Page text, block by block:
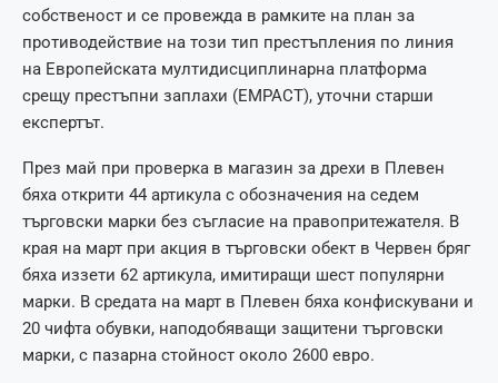
собственост и се провежда в рамките на план за
противодействие на този тип престъпления по линия
на Европейската мултидисциплинарна платформа
срещу престъпни заплахи (EMPACT), уточни старши
експертът.
През май при проверка в магазин за дрехи в Плевен
бяха открити 44 артикула с обозначения на седем
търговски марки без съгласие на правопритежателя. В
края на март при акция в търговски обект в Червен бряг
бяха иззети 62 артикула, имитиращи шест популярни
марки. В средата на март в Плевен бяха конфискувани и
20 чифта обувки, наподобяващи защитени търговски
марки, с пазарна стойност около 2600 евро.